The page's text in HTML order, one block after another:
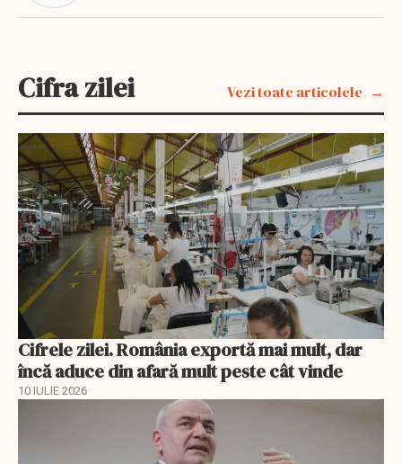
Cifra zilei Vezi toate articolele
Cifrele zilei. România exportă mai mult, dar
încă aduce din afară mult peste cât vinde
10 IULIE 2026